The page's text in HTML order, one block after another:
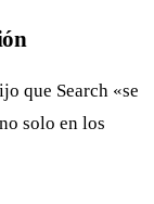
que Search «se
solo en los